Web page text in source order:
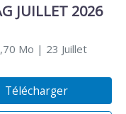
JUILLET 2026
Mo | 23 Juillet
Télécharger